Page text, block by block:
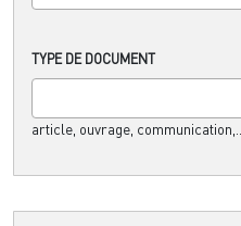
TYPE DE DOCUMENT
article, ouvrage, communication,....